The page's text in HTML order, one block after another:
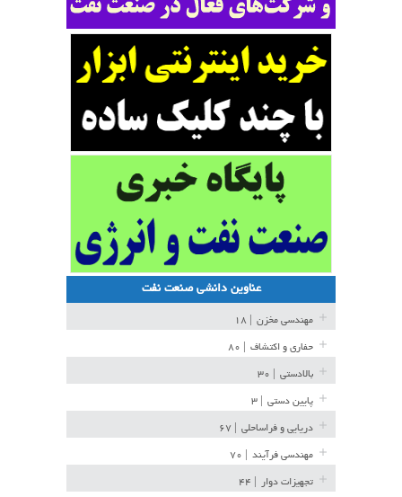
عناوین دانشی صنعت نفت
مهندسی مخزن
حفاری و اکتشاف
بالادستی
پایین دستی
دریایی و فراساحلی
مهندسی فرآیند
تجهیزات دوار